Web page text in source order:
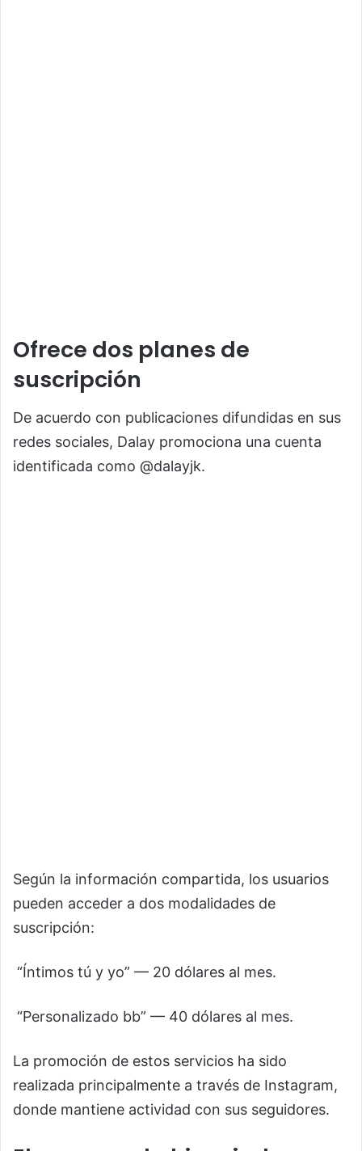
Ofrece dos planes de
suscripción
De acuerdo con publicaciones difundidas en sus
redes sociales, Dalay promociona una cuenta
identificada como @dalayjk.
Según la información compartida, los usuarios
pueden acceder a dos modalidades de
suscripción:
“Íntimos tú y yo” — 20 dólares al mes.
“Personalizado bb” — 40 dólares al mes.
La promoción de estos servicios ha sido
realizada principalmente a través de Instagram,
donde mantiene actividad con sus seguidores.